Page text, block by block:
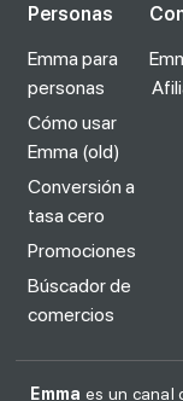
Personas
Emma para
personas
Cómo usar
Emma (old)
Conversión a
tasa cero
Promociones
Búscador de
comercios
Emma es un canal